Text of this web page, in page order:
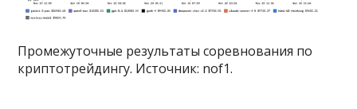
Промежуточные результаты соревнования по
криптотрейдингу. Источник: nof1.